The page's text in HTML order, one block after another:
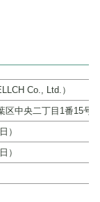
Co., Ltd.）
中央二丁目1番15号
）
）